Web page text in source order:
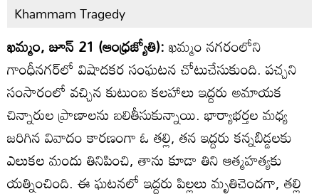
Khammam Tragedy
ఖమ్మం, జూన్ 21 (ఆంధ్రజ్యోతి):ఖమ్మం నగరంలోని
గాంధీనగర్‌లో విషాదకర సంఘటన చోటుచేసుకుంది. పచ్చని
సంసారంలో వచ్చిన కుటుంబ కలహాలు ఇద్దరు అమాయక
చిన్నారుల ప్రాణాలను బలితీసుకున్నాయి. భార్యాభర్తల మధ్య
జరిగిన వివాదం కారణంగా ఓ తల్లి, తన ఇద్దరు కన్నబిడ్డలకు
ఎలుకల మందు తినిపించి, తాను కూడా తిని ఆత్మహత్యకు
యత్నించింది. ఈ ఘటనలో ఇద్దరు పిల్లలు మృతిచెందగా, తల్లి